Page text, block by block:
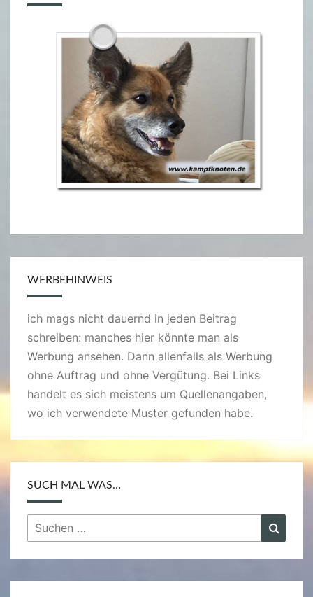
I
WERBEHINWEIS
ich mags nicht dauernd in jeden Beitrag
schreiben: manches hier könnte man als
Werbung ansehen. Dann allenfalls als Werbung
ohne Auftrag und ohne Vergütung. Bei Links
handelt es sich meistens um Quellenangaben,
wo ich verwendete Muster gefunden habe.
SUCH MAL WAS…
Suchen
nach: